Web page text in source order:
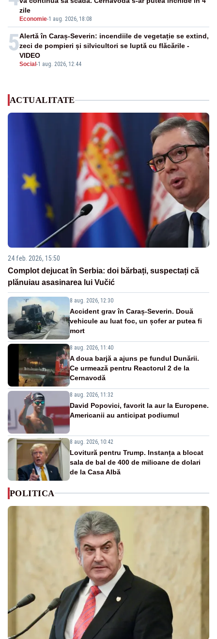
Economie-1 aug. 2026, 18:08
zile
5
Social -1 aug. 2026, 12:44
Alertă în Caraș-Severin: incendiile de vegetație se extind,
zeci de pompieri și silvicultori se luptă cu flăcările -
VIDEO
ACTUALITATE
24 feb. 2026, 15:50
Complot dejucat în Serbia: doi bărbați, suspectați că
plănuiau asasinarea lui Vučić
8 aug. 2026, 12:30
Accident grav în Caraș-Severin. Două
vehicule au luat foc, un șofer ar putea fi
mort
8 aug. 2026, 11:40
A doua barjă a ajuns pe fundul Dunării.
Ce urmează pentru Reactorul 2 de la
Cernavodă
8 aug. 2026, 11:32
David Popovici, favorit la aur la Europene.
Americanii au anticipat podiumul
8 aug. 2026, 10:42
Lovitură pentru Trump. Instanța a blocat
sala de bal de 400 de milioane de dolari
de la Casa Albă
POLITICA